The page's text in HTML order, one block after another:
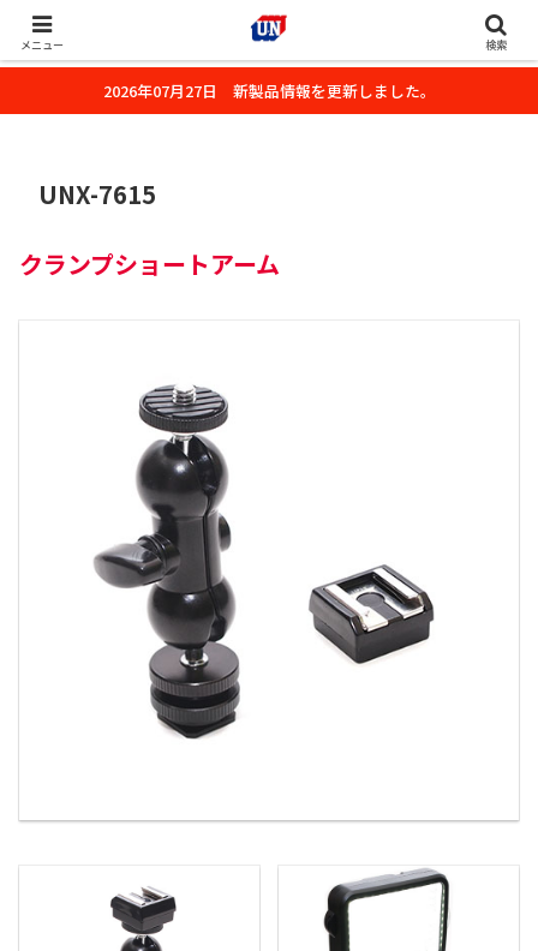
株式会社ユーエヌのオフィシャルホームページです。デジタルカメラ・カメ
ラ・水中撮影用の撮影アクセサリーのご紹介をいたします。
2026年07月27日 新製品情報を更新しました。
UNX-7615
クランプショートアーム
メニュー 検索